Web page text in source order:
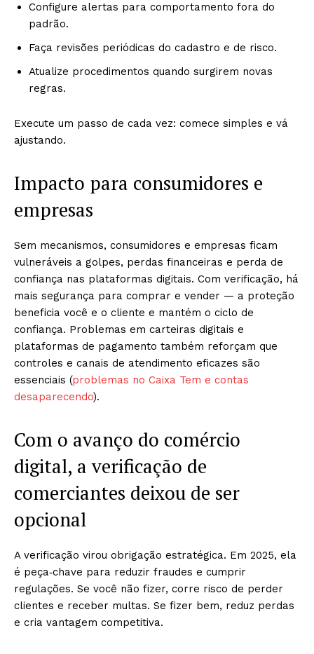
Configure alertas para comportamento fora do
padrão.
Faça revisões periódicas do cadastro e de risco.
Atualize procedimentos quando surgirem novas
regras.
Execute um passo de cada vez: comece simples e vá
ajustando.
Impacto para consumidores e
empresas
Sem mecanismos, consumidores e empresas ficam
vulneráveis a golpes, perdas financeiras e perda de
confiança nas plataformas digitais. Com verificação, há
mais segurança para comprar e vender — a proteção
beneficia você e o cliente e mantém o ciclo de
confiança. Problemas em carteiras digitais e
plataformas de pagamento também reforçam que
controles e canais de atendimento eficazes são
essenciais (problemas no Caixa Tem e contas
desaparecendo).
Com o avanço do comércio
digital, a verificação de
comerciantes deixou de ser
opcional
A verificação virou obrigação estratégica. Em 2025, ela
é peça‑chave para reduzir fraudes e cumprir
regulações. Se você não fizer, corre risco de perder
clientes e receber multas. Se fizer bem, reduz perdas
e cria vantagem competitiva.